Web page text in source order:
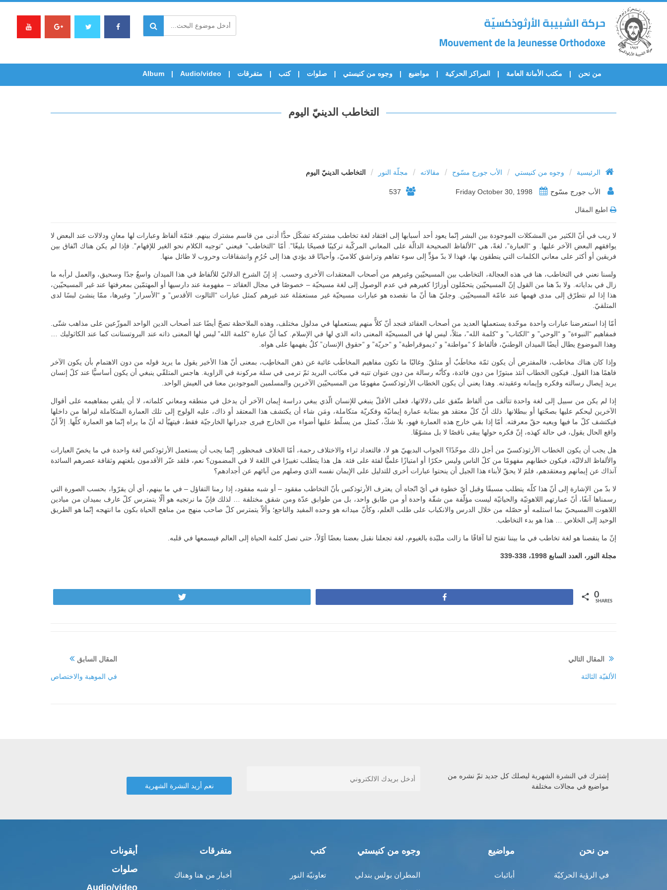
من نحن مكتب الأمانة العامة المراكز الحركية مواضيع وجوه من كنيستي صلوات كتب متفرقات Audio/video
Album
التخاطب الدينيّ اليوم
الرئيسية / وجوه من كنيستي / الأب جورج مسّوح / مقالاته / مجلّة النور / التخاطب الدينيّ اليوم
الأب جورج مسّوح 537
اطبع المقال
لا ريب في أنّ الكثير من المشكلات الموجودة بين البشر إنّما يعود أحد أسبابها إلى افتقاد لغة تخاطب مشتركة تشكّل حدًّا أدنى من قاسم مشترك بينهم. فثمّة ألفاظ وعبارات لها معانٍ ودلالات عند البعض لا
يوافقهم البعض الآخر عليها. و “العبارة”، لغةً، هي “الألفاظ الصحيحة الدالّة على المعاني المركّبة تركيبًا فصيحًا بليغًا”. أمّا “التخاطب” فيعني “توجيه الكلام نحو الغير للإفهام”. فإذا لم يكن هناك اتّفاق بين
فريقين أو أكثر على معاني الكلمات التي ينطقون بها، فهذا لا بدّ مؤدٍّ إلى سوء تفاهم وتراشق كلاميّ، وأحيانًا قد يؤدي هذا إلى حُرُمٍ وانشقاقات وحروب لا طائل منها.
ولسنا نعني في التخاطب، هنا في هذه العجالة، التخاطب بين المسيحيّين وغيرهم من أصحاب المعتقدات الأخرى وحسب. إذ إنّ الشرخ الدلاليّ للألفاظ في هذا الميدان واسعٌ جدًا وسحيق، والعمل لرأبه ما
زال في بداياته. ولا بدّ هنا من القول إنّ المسيحيّين يتحمّلون أوزارًا كغيرهم في عدم الوصول إلى لغة مسيحيّة – خصوصًا في مجال العقائد – مفهومة عند دارسيها أو المهتمّين بمعرفتها عند غير المسيحيّين،
هذا إذا لم نتطرّق إلى مدى فهمها عند عامّة المسيحيّين. وجليّ هنا أنّ ما نقصده هو عبارات مسيحيّة غير مستعمَلة عند غيرهم كمثل عبارات “الثالوت الأقدس” و “الأسرار” وغيرها، ممّا ينشئ لبسًا لدى
المتلقيّ.
أمّا إذا استعرضنا عبارات واحدة موحّدة يستعملها العديد من أصحاب العقائد فنجد أنّ كلاًّ منهم يستعملها في مدلول مختلف، وهذه الملاحظة تصحّ أيضًا عند أصحاب الدين الواحد الموزّعين على مذاهب شتّى.
فمفاهيم “النبوءة” و “الوحي” و “الكتاب” و “كلمة الله”، مثلاً، ليس لها في المسيحيّة المعنى ذاته الذي لها في الإسلام. كما أنّ عبارة “كلمة الله” ليس لها المعنى ذاته عند البروتستانت كما عند الكاثوليك …
وهذا الموضوع يطال أيضًا الميدان الوطنيّ، فألفاظ ﻛ “مواطنة” و “ديموقراطية” و “حريّة” و “حقوق الإنسان” كلٌ يفهمها على هواه.
وإذا كان هناك مخاطب، فالمفترض أن يكون ثمّة مخاطَبٌ أو متلقّ. وغالبًا ما تكون مفاهيم المخاطَب غائبة عن ذهن المخاطِب، بمعنى أنّ هذا الأخير يقول ما يريد قوله من دون الاهتمام بأن يكون الآخر
فاهمًا هذا القول. فيكون الخطاب آنئذ مبتورًا من دون فائدة، وكأنّه رسالة من دون عنوان تتيه في مكاتب البريد ثمّ ترمى في سلة مركونة في الزاوية. هاجس المتلقّي ينبغي أن يكون أساسيًّا عند كلّ إنسان
يريد إيصال رسالته وفكره وإيمانه وعقيدته. وهذا يعني أن يكون الخطاب الأرثوذكسيّ مفهومًا من المسيحيّين الآخرين والمسلمين الموجودين معنا في العيش الواحد.
إذا لم يكن من سبيل إلى لغة واحدة تتألف من ألفاظ متّفق على دلالاتها، فعلى الأقلّ ينبغي للإنسان الّذي يبغي دراسة إيمان الآخر أن يدخل في منطقه ومعاني كلماته، لا أن يلقي بمفاهيمه على أقوال
الآخرين ليحكم عليها بصحّتها أو ببطلانها. ذلك أنّ كلّ معتقد هو بمثابة عمارة إيمانيّة وفكريّة متكاملة، ومَن شاء أن يكتشف هذا المعتقد أو ذاك، عليه الولوج إلى تلك العمارة المتكاملة ليراها من داخلها
فيكتشف كلّ ما فيها ويعيه حقّ معرفته. أمّا إذا بقي خارج هذه العمارة فهو، بلا شكّ، كمثل من يسلّط عليها أضواء من الخارج فيرى جدرانها الخارجيّة فقط، فيتهيّأ له أنّ ما يراه إنّما هو العمارة كلّها. إلاّ أنّ
واقع الحال يقول، في حالة كهذه، إنّ فكره حولها يبقى ناقصًا لا بل مشوّهًا.
هل يجب أن يكون الخطاب الأرثوذكسيّ من أجل ذلك موحّدًا؟ الجواب البديهيّ هو لا، فالتعداد ثراء والاختلاف رحمة، أمّا الخلاف فمحظور. إنّما يجب أن يستعمل الأرثوذكس لغة واحدة في ما يخصّ العبارات
والألفاظ الدلاليّة، فيكون خطابهم مفهومًا من كلّ الناس وليس حكرًا أو امتيازًا علميًّا لفئة على فئة. هل هذا يتطلب تغييرًا في اللغة لا في المضمون؟ نعم، فلقد عبّر الأقدمون بلغتهم وثقافة عصرهم السائدة
آنذاك عن إيمانهم ومعتقدهم، فلمَ لا يحقّ لأبناء هذا الجيل أن ينحتوا عبارات أخرى للتدليل على الإيمان نفسه الذي وصلهم من آبائهم عن أجدادهم؟
لا بدّ من الإشارة إلى أنّ هذا كلّه يتطلب مسبقًا وقبل أيّ خطوة في أيّ اتّجاه أن يعترف الأرثوذكس بأنّ التخاطب مفقود – أو شبه مفقود، إذا رمنا التفاؤل – في ما بينهم، أي أن يقرّوا، بحسب الصورة التي
رسمناها آنفًا، أنّ عمارتهم اللاهوتيّة والحياتيّة ليست مؤلّفة من شقّة واحدة أو من طابق واحد، بل من طوابق عدّة ومن شقق مختلفة … لذلك فإنّ ما نرتجيه هو ألّا يتمترس كلّ عارف بميدان من ميادين
اللاهوت االمسيحيّ بما استلمه أو حصّله من خلال الدرس والانكباب على طلب العلم، وكأنّ ميدانه هو وحده المفيد والناجع؛ وألاّ يتمترس كلّ صاحب منهج من مناهج الحياة بكون ما انتهجه إنّما هو الطريق
الوحيد إلى الخلاص … هذا هو بدء التخاطب.
إنّ ما ينقصنا هو لغة تخاطب في ما بيننا تفتح لنا آفاقًا ما زالت ملبّدة بالغيوم، لغة تجعلنا نقبل بعضنا بعضًا أوّلاً، حتى تصل كلمة الحياة إلى العالم فيسمعها في قلبه.
مجلة النور، العدد السابع 1998، 338-339
0
SHARES
المقال السابق
في الموهبة والاختصاص
المقال التالي
الألفيّة الثالثة
إشترك في النشرة الشهرية ليصلك كل جديد تمّ نشره من
مواضيع في مجالات مختلفة
من نحن
في الرؤية الحركيّة
مواضيع
أبائيات
وجوه من كنيستي
المطران بولس بندلي
كتب
تعاونيّة النور
متفرقات
أخبار من هنا وهناك
أيقونات
صلوات
Audio/video